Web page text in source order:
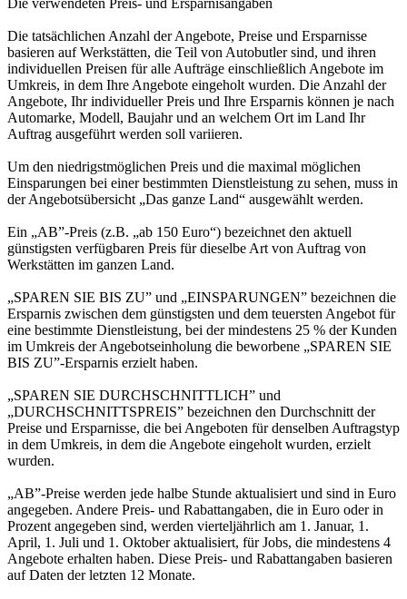
Die verwendeten Preis- und Ersparnisangaben
Die tatsächlichen Anzahl der Angebote, Preise und Ersparnisse
basieren auf Werkstätten, die Teil von Autobutler sind, und ihren
individuellen Preisen für alle Aufträge einschließlich Angebote im
Umkreis, in dem Ihre Angebote eingeholt wurden. Die Anzahl der
Angebote, Ihr individueller Preis und Ihre Ersparnis können je nach
Automarke, Modell, Baujahr und an welchem Ort im Land Ihr
Auftrag ausgeführt werden soll variieren.
Um den niedrigstmöglichen Preis und die maximal möglichen
Einsparungen bei einer bestimmten Dienstleistung zu sehen, muss in
der Angebotsübersicht „Das ganze Land“ ausgewählt werden.
Ein „AB”-Preis (z.B. „ab 150 Euro“) bezeichnet den aktuell
günstigsten verfügbaren Preis für dieselbe Art von Auftrag von
Werkstätten im ganzen Land.
„SPAREN SIE BIS ZU” und „EINSPARUNGEN” bezeichnen die
Ersparnis zwischen dem günstigsten und dem teuersten Angebot für
eine bestimmte Dienstleistung, bei der mindestens 25 % der Kunden
im Umkreis der Angebotseinholung die beworbene „SPAREN SIE
BIS ZU”-Ersparnis erzielt haben.
„SPAREN SIE DURCHSCHNITTLICH” und
„DURCHSCHNITTSPREIS” bezeichnen den Durchschnitt der
Preise und Ersparnisse, die bei Angeboten für denselben Auftragstyp
in dem Umkreis, in dem die Angebote eingeholt wurden, erzielt
wurden.
„AB”-Preise werden jede halbe Stunde aktualisiert und sind in Euro
angegeben. Andere Preis- und Rabattangaben, die in Euro oder in
Prozent angegeben sind, werden vierteljährlich am 1. Januar, 1.
April, 1. Juli und 1. Oktober aktualisiert, für Jobs, die mindestens 4
Angebote erhalten haben. Diese Preis- und Rabattangaben basieren
auf Daten der letzten 12 Monate.